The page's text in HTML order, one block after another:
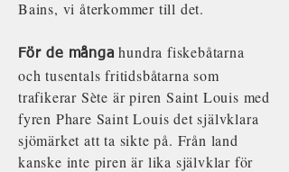
Bains, vi återkommer till det.
För de många hundra fiskebåtarna
och tusentals fritidsbåtarna som
trafikerar Sète är piren Saint Louis med
fyren Phare Saint Louis det självklara
sjömärket att ta sikte på. Från land
kanske inte piren är lika självklar för